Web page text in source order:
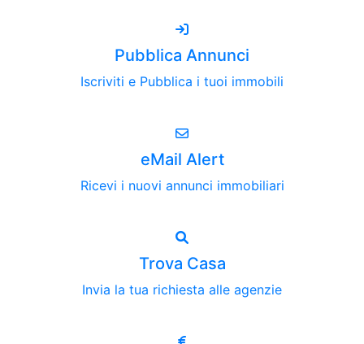
Pubblica Annunci
Iscriviti e Pubblica i tuoi immobili
eMail Alert
Ricevi i nuovi annunci immobiliari
Trova Casa
Invia la tua richiesta alle agenzie